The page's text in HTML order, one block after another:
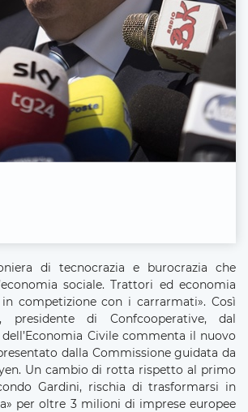
di tecnocrazia e burocrazia che
sociale. Trattori ed economia
competizione con i carrarmati». Così
presidente di Confcooperative, dal
Civile commenta il nuovo
dalla Commissione guidata da
Un cambio di rotta rispetto al primo
Gardini, rischia di trasformarsi in
per oltre 3 milioni di imprese europee